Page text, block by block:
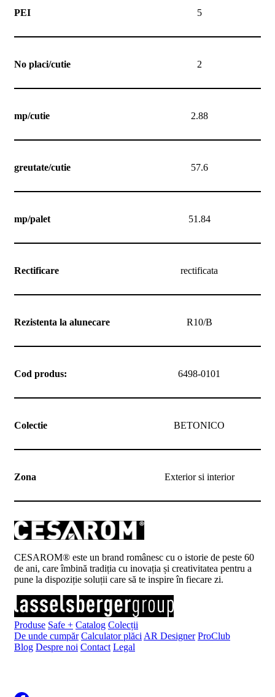
PEI 5
No placi/cutie 2
mp/cutie 2.88
greutate/cutie 57.6
mp/palet 51.84
Rectificare rectificata
Rezistenta la alunecare R10/B
Cod produs: 6498-0101
Colectie BETONICO
Zona Exterior si interior
CESAROM® este un brand românesc cu o istorie de peste 60
de ani, care îmbină tradiția cu inovația și creativitatea pentru a
pune la dispoziție soluții care să te inspire în fiecare zi.
Produse Safe + Catalog Colecții
De unde cumpăr Calculator plăci AR Designer ProClub
Blog Despre noi Contact Legal